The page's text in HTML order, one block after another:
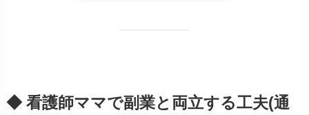
◆ 看護師ママで副業と両立する工夫(通